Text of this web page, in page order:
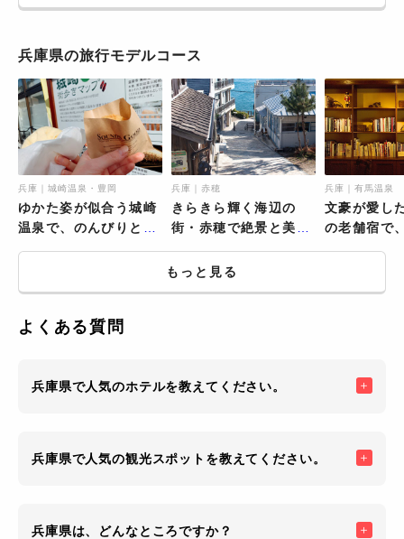
兵庫県の旅行モデルコース
兵庫｜城崎温泉・豊岡
ゆかた姿が似合う城崎
温泉で、のんびりと外
兵庫｜赤穂
きらきら輝く海辺の
街・赤穂で絶景と美食
兵庫｜有馬温泉
文豪が愛し
の老舗宿で
もっと見る
よくある質問
兵庫県で人気のホテルを教えてください。
兵庫県で人気の観光スポットを教えてください。
兵庫県は、どんなところですか？